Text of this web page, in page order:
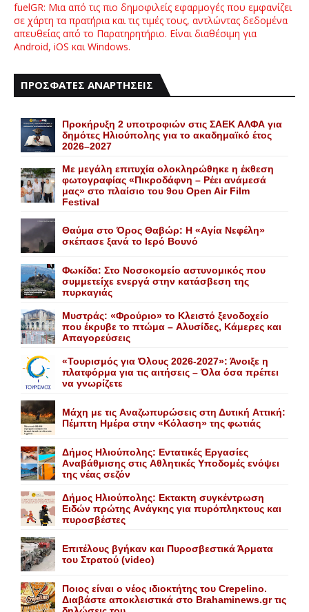
fuelGR: Μια από τις πιο δημοφιλείς εφαρμογές που εμφανίζει
σε χάρτη τα πρατήρια και τις τιμές τους, αντλώντας δεδομένα
απευθείας από το Παρατηρητήριο. Είναι διαθέσιμη για
Android, iOS και Windows.
ΠΡΟΣΦΑΤΕΣ ΑΝΑΡΤΗΣΕΙΣ
Προκήρυξη 2 υποτροφιών στις ΣΑΕΚ ΑΛΦΑ για
δημότες Ηλιούπολης για το ακαδημαϊκό έτος
2026–2027
Με μεγάλη επιτυχία ολοκληρώθηκε η έκθεση
φωτογραφίας «Πικροδάφνη – Ρέει ανάμεσά
μας» στο πλαίσιο του 9ου Open Air Film
Festival
Θαύμα στο Όρος Θαβώρ: H «Aγία Nεφέλη»
σκέπασε ξανά το Iερό Bουνό
Φωκίδα: Στο Νοσοκομείο αστυνομικός που
συμμετείχε ενεργά στην κατάσβεση της
πυρκαγιάς
Mυστράς: «Φρούριο» το Kλειστό ξενοδοχείο
που έκρυβε το πτώμα – Aλυσίδες, Kάμερες και
Aπαγορεύσεις
«Τουρισμός για Όλους 2026-2027»: Άνοιξε η
πλατφόρμα για τις αιτήσεις – Όλα όσα πρέπει
να γνωρίζετε
Mάχη με τις Aναζωπυρώσεις στη Δυτική Aττική:
Πέμπτη Hμέρα στην «Kόλαση» της φωτιάς
Δήμος Ηλιούπολης: Eντατικές Eργασίες
Aναβάθμισης στις Aθλητικές Yποδομές ενόψει
της νέας σεζόν
Δήμος Ηλιούπολης: Eκτακτη συγκέντρωση
Eιδών πρώτης Aνάγκης για πυρόπληκτους και
πυροσβέστες
Επιτέλους βγήκαν και Πυροσβεστικά Άρματα
του Στρατού (video)
Ποιος είναι ο νέος ιδιοκτήτης του Crepelino.
Διαβάστε αποκλειστικά στο Brahaminews.gr τις